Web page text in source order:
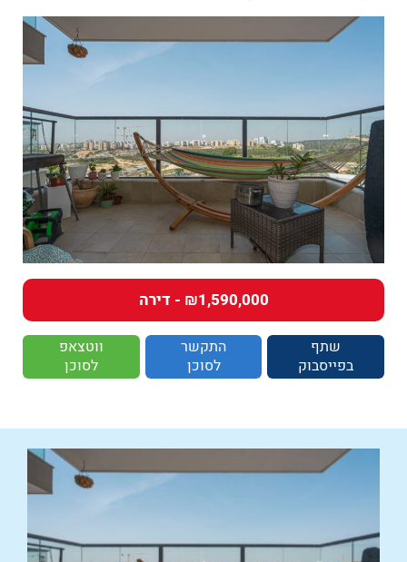
₪1,590,000 - דירה
שתף
בפייסבוק
התקשר
לסוכן
ווטצאפ
לסוכן